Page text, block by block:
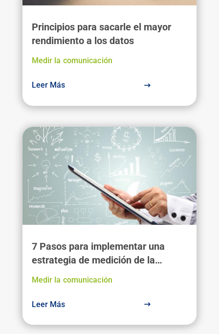
Principios para sacarle el mayor
rendimiento a los datos
Medir la comunicación
Leer Más
7 Pasos para implementar una
estrategia de medición de la
comunicación
Medir la comunicación
Leer Más